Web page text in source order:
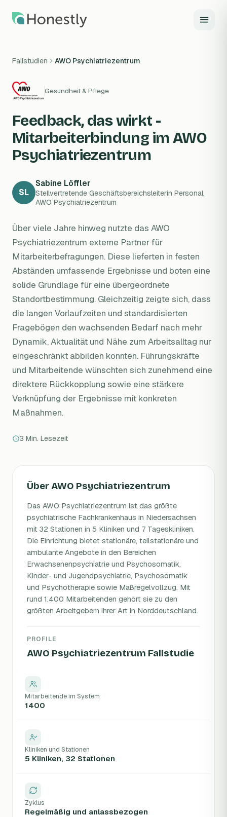
Fallstudien AWO Psychiatriezentrum
Gesundheit & Pflege
Feedback, das wirkt -
Mitarbeiterbindung im AWO
Psychiatriezentrum
SL
Sabine Löffler
Stellvertretende Geschäftsbereichsleiterin Personal,
AWO Psychiatriezentrum
Über viele Jahre hinweg nutzte das AWO
Psychiatriezentrum externe Partner für
Mitarbeiterbefragungen. Diese lieferten in festen
Abständen umfassende Ergebnisse und boten eine
solide Grundlage für eine übergeordnete
Standortbestimmung. Gleichzeitig zeigte sich, dass
die langen Vorlaufzeiten und standardisierten
Fragebögen den wachsenden Bedarf nach mehr
Dynamik, Aktualität und Nähe zum Arbeitsalltag nur
eingeschränkt abbilden konnten. Führungskräfte
und Mitarbeitende wünschten sich zunehmend eine
direktere Rückkopplung sowie eine stärkere
Verknüpfung der Ergebnisse mit konkreten
Maßnahmen.
3 Min. Lesezeit
Über AWO Psychiatriezentrum
Das AWO Psychiatriezentrum ist das größte
psychiatrische Fachkrankenhaus in Niedersachsen
mit 32 Stationen in 5 Kliniken und 7 Tageskliniken.
Die Einrichtung bietet stationäre, teilstationäre und
ambulante Angebote in den Bereichen
Erwachsenenpsychiatrie und Psychosomatik,
Kinder- und Jugendpsychiatrie, Psychosomatik
und Psychotherapie sowie Maßregelvollzug. Mit
rund 1.400 Mitarbeitenden gehört sie zu den
größten Arbeitgebern ihrer Art in Norddeutschland.
PROFILE
AWO Psychiatriezentrum Fallstudie
Mitarbeitende im System
1400
Kliniken und Stationen
5 Kliniken, 32 Stationen
Zyklus
Regelmäßig und anlassbezogen